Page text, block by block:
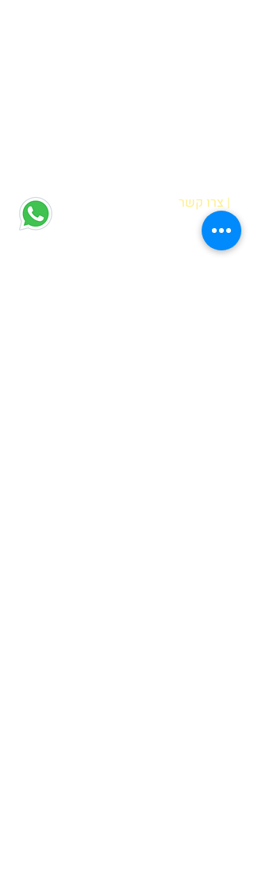
| צרו קשר
הדס אופיר
רח' מוטה גור 6 קריית מוצקין